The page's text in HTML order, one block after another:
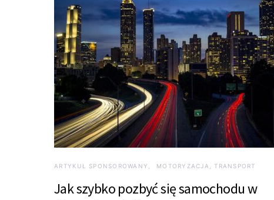
ARTYKUŁ SPONSOROWANY MOTORYZACJA, TRANSPORT
Jak szybko pozbyć się samochodu w